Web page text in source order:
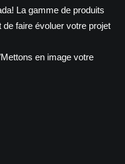
La gamme de produits
faire évoluer votre projet
en image votre